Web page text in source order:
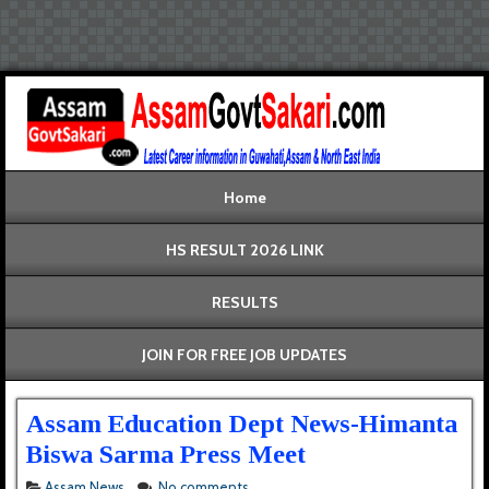
Home
HS RESULT 2026 LINK
RESULTS
JOIN FOR FREE JOB UPDATES
Assam Education Dept News-Himanta
Biswa Sarma Press Meet